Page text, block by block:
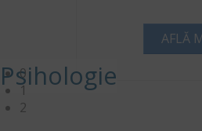
Psihologie
0
1
2
AFLĂ